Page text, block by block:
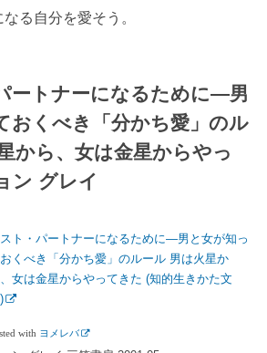
る自分を愛そう。
ートナーになるために―男
おくべき「分かち愛」のル
から、女は金星からやっ
ン グレイ
ト・パートナーになるために―男と女が知っ
くべき「分かち愛」のルール 男は火星か
女は金星からやってきた (知的生きかた文
with ヨメレバ